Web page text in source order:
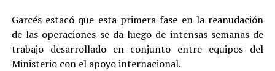
Garcés estacó que esta primera fase en la reanudación
de las operaciones se da luego de intensas semanas de
trabajo desarrollado en conjunto entre equipos del
Ministerio con el apoyo internacional.